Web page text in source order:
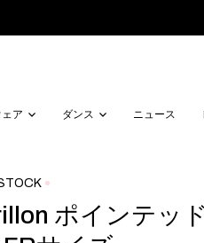
ア ダンス ニュース
ポインテッ